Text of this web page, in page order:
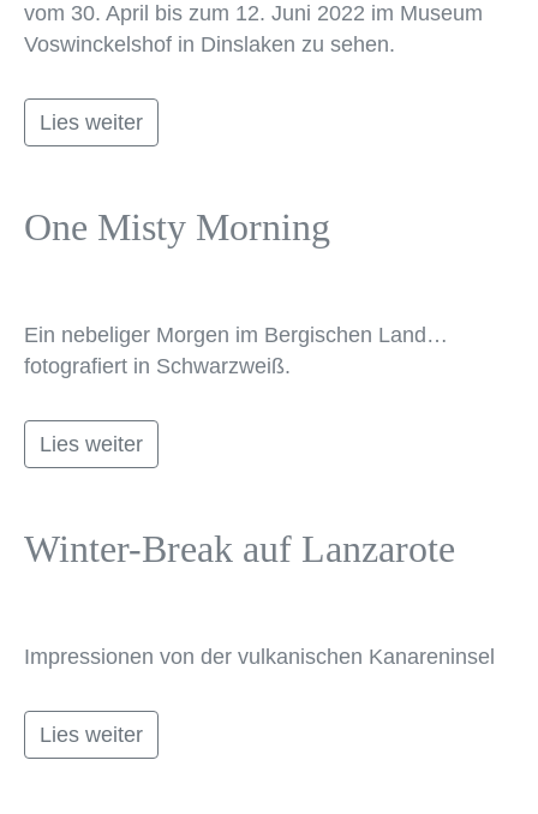
vom 30. April bis zum 12. Juni 2022 im Museum
Voswinckelshof in Dinslaken zu sehen.
Lies weiter
One Misty Morning
Ein nebeliger Morgen im Bergischen Land…
fotografiert in Schwarzweiß.
Lies weiter
Winter-Break auf Lanzarote
Impressionen von der vulkanischen Kanareninsel
Lies weiter